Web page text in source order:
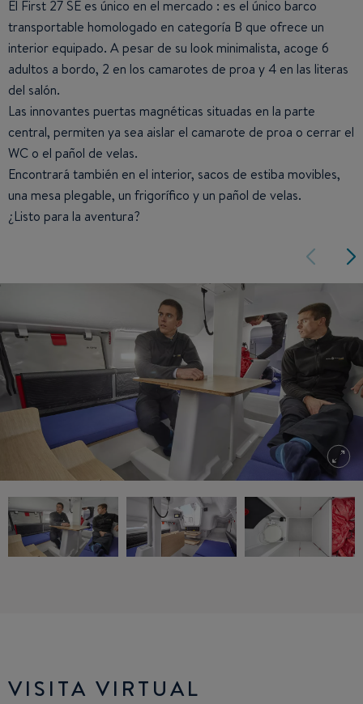
El First 27 SE es único en el mercado : es el único barco
transportable homologado en categoría B que ofrece un
interior equipado. A pesar de su look minimalista, acoge 6
adultos a bordo, 2 en los camarotes de proa y 4 en las literas
del salón.
Las innovantes puertas magnéticas situadas en la parte
central, permiten ya sea aislar el camarote de proa o cerrar el
WC o el pañol de velas.
Encontrará también en el interior, sacos de estiba movibles,
una mesa plegable, un frigorífico y un pañol de velas.
¿Listo para la aventura?
VISITA VIRTUAL